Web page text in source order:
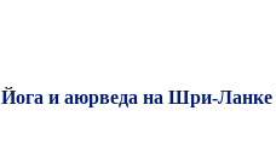
Йога и аюрведа на Шри-Ланке